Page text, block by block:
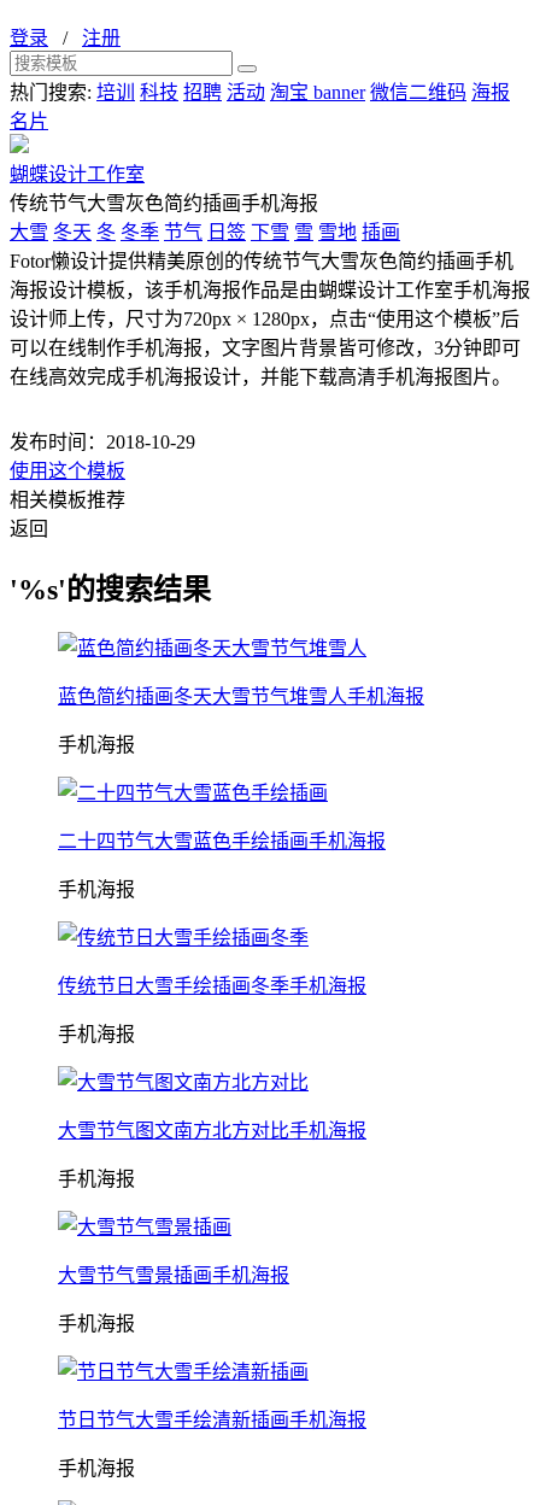
登录 / 注册
热门搜索: 培训 科技 招聘 活动 淘宝 banner 微信二维码 海报
名片
蝴蝶设计工作室
传统节气大雪灰色简约插画手机海报
大雪 冬天 冬 冬季 节气 日签 下雪 雪 雪地 插画
Fotor懒设计提供精美原创的传统节气大雪灰色简约插画手机
海报设计模板，该手机海报作品是由蝴蝶设计工作室手机海报
设计师上传，尺寸为720px × 1280px，点击“使用这个模板”后
可以在线制作手机海报，文字图片背景皆可修改，3分钟即可
在线高效完成手机海报设计，并能下载高清手机海报图片。
发布时间：2018-10-29
使用这个模板
相关模板推荐
返回
'%s'的搜索结果
蓝色简约插画冬天大雪节气堆雪人手机海报
手机海报
二十四节气大雪蓝色手绘插画手机海报
手机海报
传统节日大雪手绘插画冬季手机海报
手机海报
大雪节气图文南方北方对比手机海报
手机海报
大雪节气雪景插画手机海报
手机海报
节日节气大雪手绘清新插画手机海报
手机海报